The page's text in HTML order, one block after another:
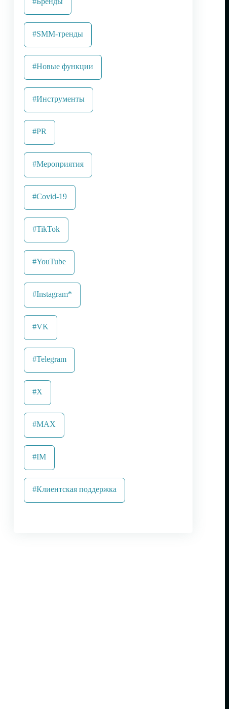
#SMM-тренды
#Новые функции
#Инструменты
#PR
#Мероприятия
#Covid-19
#TikTok
#YouTube
#Instagram*
#VK
#Telegram
#X
#MAX
#IM
#Клиентская поддержка